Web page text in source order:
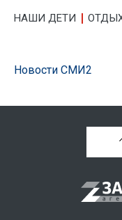
НАШИ ДЕТИ
Новости СМИ2